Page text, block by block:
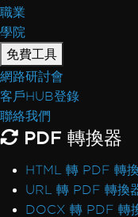
職業
學院
免費工具
網路研討會
客戶HUB登錄
聯絡我們
PDF 轉換器
HTML 轉 PDF 轉
URL 轉 PDF 轉換
DOCX 轉 PDF 轉